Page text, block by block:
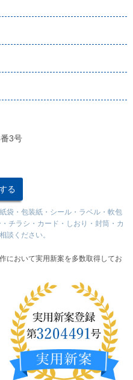
3号
る
袋・包装紙・シール・ラベル・軟包
チラシ・カード・しおり・封筒・カ
談ください。
において実用新案を多数取得してお